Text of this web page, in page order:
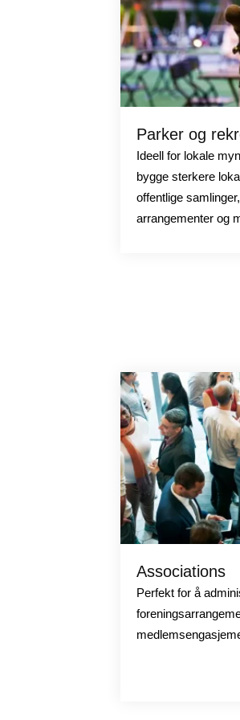
Parker og
Ideell for lokale
bygge sterkere
offentlige
arrangementer og
Associations
Perfekt for å